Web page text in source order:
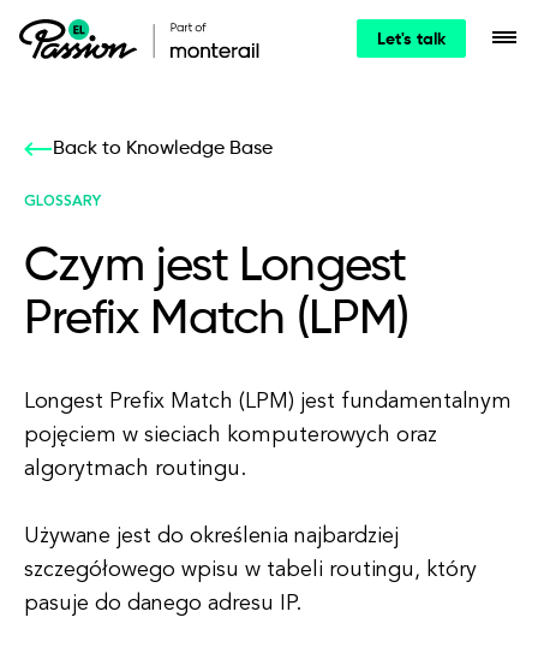
Let's talk
Back to Knowledge Base
GLOSSARY
Czym jest Longest
Prefix Match (LPM)
Longest Prefix Match (LPM) jest fundamentalnym
pojęciem w sieciach komputerowych oraz
algorytmach routingu.
Używane jest do określenia najbardziej
szczegółowego wpisu w tabeli routingu, który
pasuje do danego adresu IP.